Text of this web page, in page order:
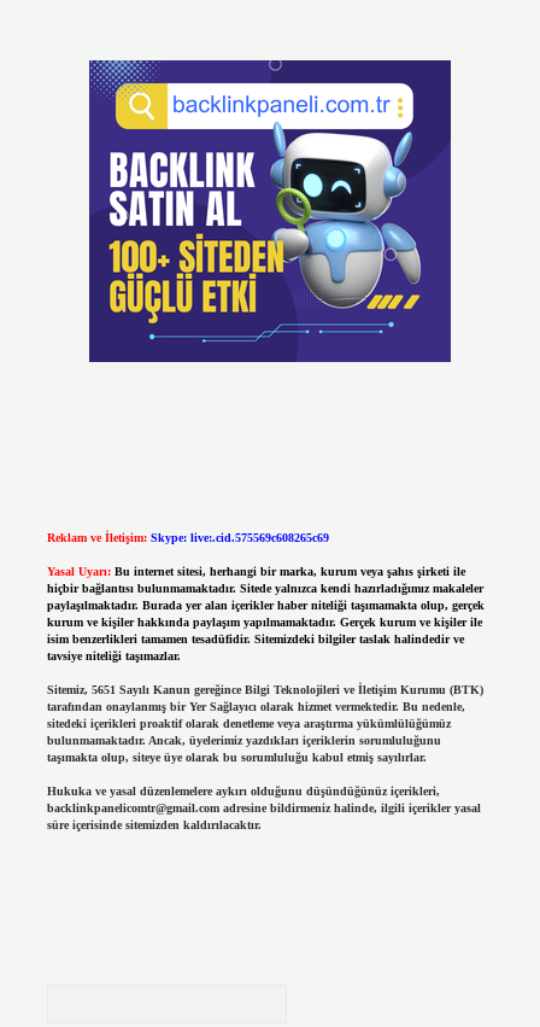
Reklam ve İletişim: Skype: live:.cid.575569c608265c69
Yasal Uyarı: Bu internet sitesi, herhangi bir marka, kurum veya şahıs şirketi ile
hiçbir bağlantısı bulunmamaktadır. Sitede yalnızca kendi hazırladığımız makaleler
paylaşılmaktadır. Burada yer alan içerikler haber niteliği taşımamakta olup, gerçek
kurum ve kişiler hakkında paylaşım yapılmamaktadır. Gerçek kurum ve kişiler ile
isim benzerlikleri tamamen tesadüfidir. Sitemizdeki bilgiler taslak halindedir ve
tavsiye niteliği taşımazlar.
Sitemiz, 5651 Sayılı Kanun gereğince Bilgi Teknolojileri ve İletişim Kurumu (BTK)
tarafından onaylanmış bir Yer Sağlayıcı olarak hizmet vermektedir. Bu nedenle,
sitedeki içerikleri proaktif olarak denetleme veya araştırma yükümlülüğümüz
bulunmamaktadır. Ancak, üyelerimiz yazdıkları içeriklerin sorumluluğunu
taşımakta olup, siteye üye olarak bu sorumluluğu kabul etmiş sayılırlar.
Hukuka ve yasal düzenlemelere aykırı olduğunu düşündüğünüz içerikleri,
backlinkpanelicomtr@gmail.comadresine bildirmeniz halinde, ilgili içerikler yasal
süre içerisinde sitemizden kaldırılacaktır.